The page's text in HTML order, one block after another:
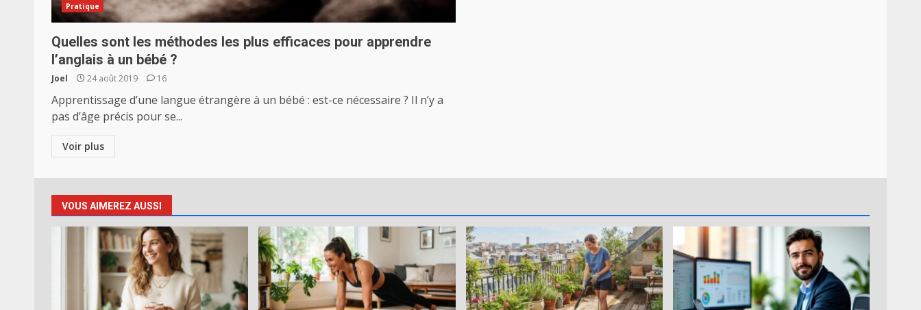
Pratique
Quelles sont les méthodes les plus efficaces pour apprendre
l’anglais à un bébé ?
Joel 24 août 2019 16
Apprentissage d’une langue étrangère à un bébé : est-ce nécessaire ? Il n’y a
pas d’âge précis pour se...
Voir plus
VOUS AIMEREZ AUSSI